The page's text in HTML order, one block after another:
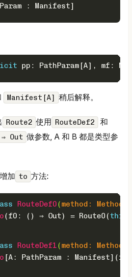
: Manifest]
pp: PathParam [A], mf:
Manifest[A] 稍后解释。
Route2 使用 RouteDef2 和
Out 做参数, A 和 B 都是类型参
加 to 方法:
RouteDef0 (method: Method
(f0: () ⇒ Out) = Route0 (this
RouteDef1 (method: Method
[A : PathParam : Manifest